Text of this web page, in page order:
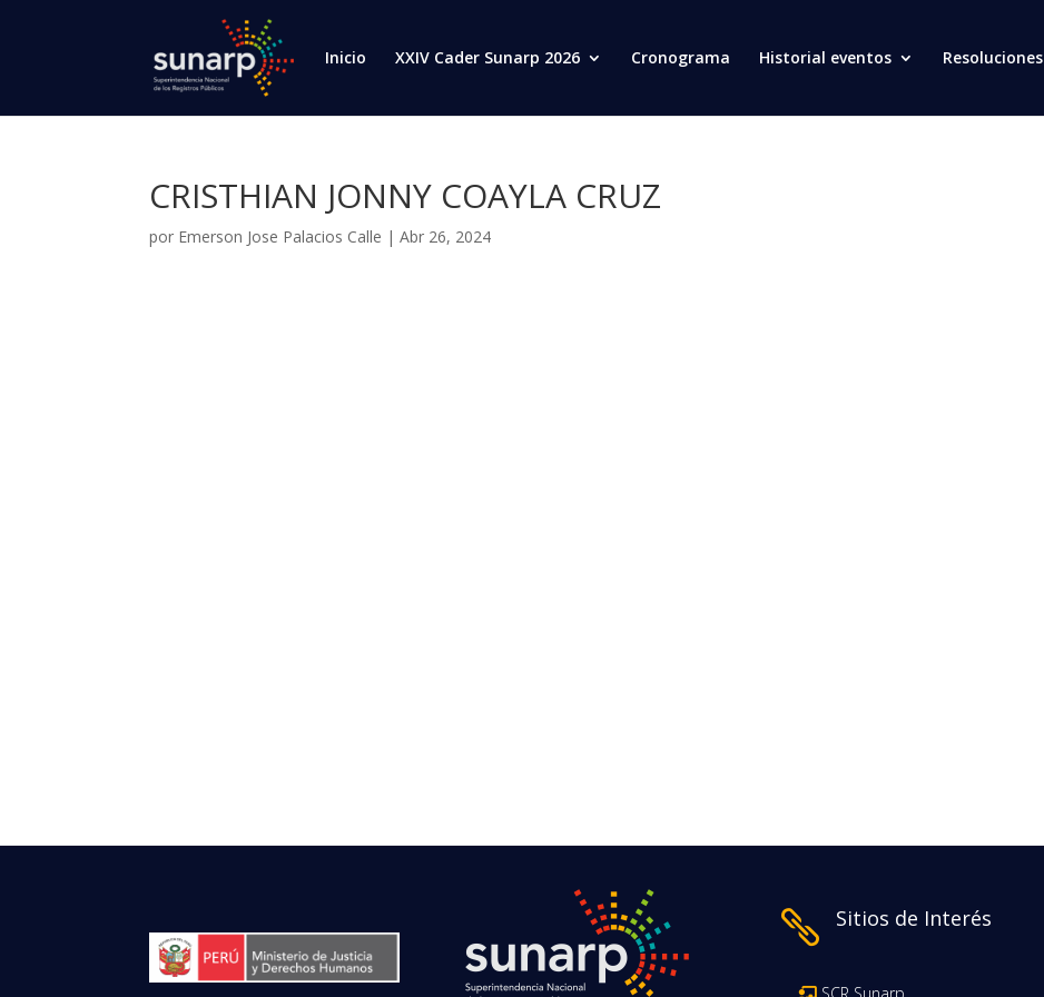
Inicio XXIV Cader Sunarp 2026 Cronograma Historial eventos Resoluciones
CRISTHIAN JONNY COAYLA CRUZ
por Emerson Jose Palacios Calle |Abr 26, 2024
 Sitios de Interés
SCR Sunarp